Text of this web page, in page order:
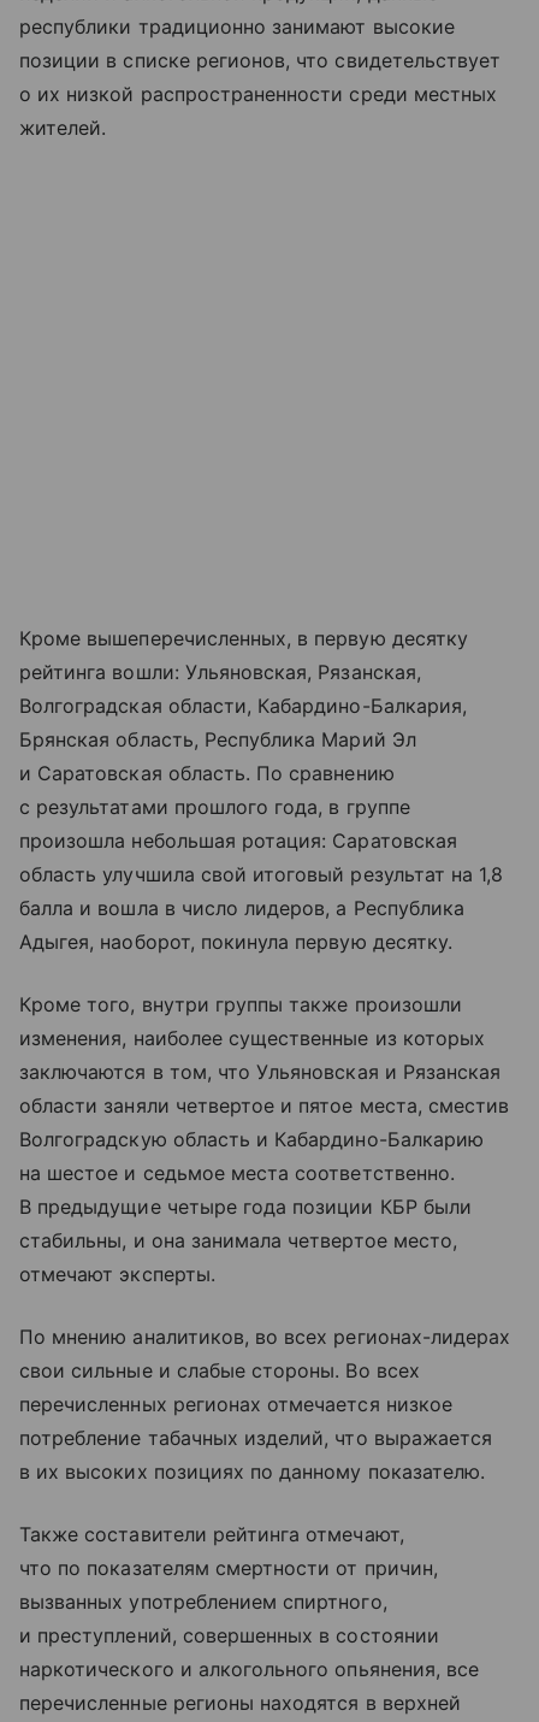
республики традиционно занимают высокие
позиции в списке регионов, что свидетельствует
о их низкой распространенности среди местных
жителей.
Кроме вышеперечисленных, в первую десятку
рейтинга вошли: Ульяновская, Рязанская,
Волгоградская области, Кабардино-Балкария,
Брянская область, Республика Марий Эл
и Саратовская область. По сравнению
с результатами прошлого года, в группе
произошла небольшая ротация: Саратовская
область улучшила свой итоговый результат на 1,8
балла и вошла в число лидеров, а Республика
Адыгея, наоборот, покинула первую десятку.
Кроме того, внутри группы также произошли
изменения, наиболее существенные из которых
заключаются в том, что Ульяновская и Рязанская
области заняли четвертое и пятое места, сместив
Волгоградскую область и Кабардино-Балкарию
на шестое и седьмое места соответственно.
В предыдущие четыре года позиции КБР были
стабильны, и она занимала четвертое место,
отмечают эксперты.
По мнению аналитиков, во всех регионах-лидерах
свои сильные и слабые стороны. Во всех
перечисленных регионах отмечается низкое
потребление табачных изделий, что выражается
в их высоких позициях по данному показателю.
Также составители рейтинга отмечают,
что по показателям смертности от причин,
вызванных употреблением спиртного,
и преступлений, совершенных в состоянии
наркотического и алкогольного опьянения, все
перечисленные регионы находятся в верхней